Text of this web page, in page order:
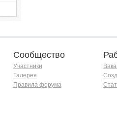
Сообщество
Участники
Галерея
Правила форума